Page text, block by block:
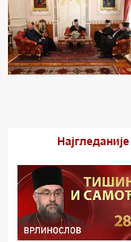
Најгледаније